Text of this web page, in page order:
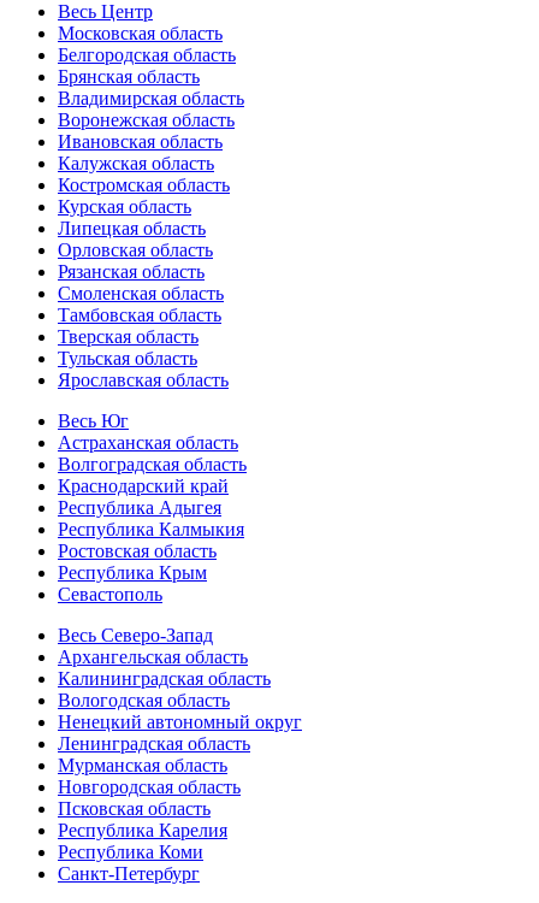
Весь Центр
Московская область
Белгородская область
Брянская область
Владимирская область
Воронежская область
Ивановская область
Калужская область
Костромская область
Курская область
Липецкая область
Орловская область
Рязанская область
Смоленская область
Тамбовская область
Тверская область
Тульская область
Ярославская область
Весь Юг
Астраханская область
Волгоградская область
Краснодарский край
Республика Адыгея
Республика Калмыкия
Ростовская область
Республика Крым
Севастополь
Весь Северо-Запад
Архангельская область
Калининградская область
Вологодская область
Ненецкий автономный округ
Ленинградская область
Мурманская область
Новгородская область
Псковская область
Республика Карелия
Республика Коми
Санкт-Петербург